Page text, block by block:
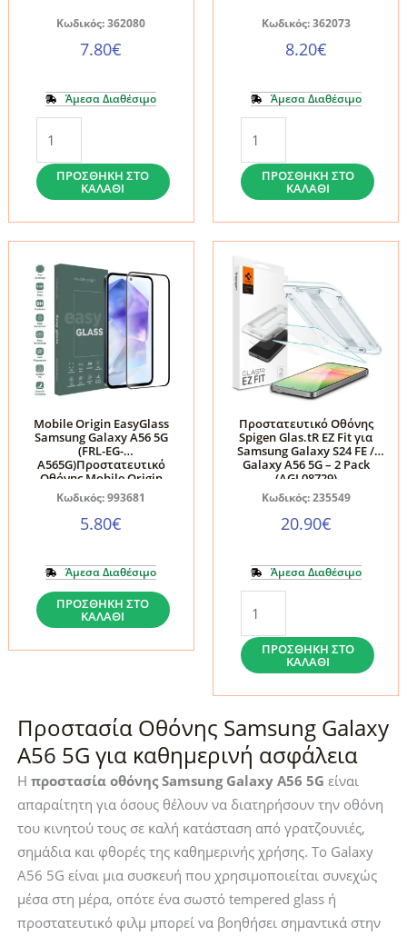
Κωδικός: 362080
7.80€
Άμεσα Διαθέσιμο
Προστασίας
Οθόνης
&
Κάμερας
Samsung
Galaxy
A36
/
A56
5G
Tech-
Glass
Set+
3-
Pack
ΠΡΟΣΘΉΚΗ ΣΤΟ
ΚΑΛΆΘΙ
Κωδικός: 362073
8.20€
Άμεσα Διαθέσιμο
Τζάμι
Προστασίας
Samsung
Galaxy
A36
/
A56
5G
Tech-
Protect
Glass
2-
Pack
ποσότητα
ΠΡΟΣΘΉΚΗ ΣΤΟ
ΚΑΛΆΘΙ
Mobile Origin EasyGlass
Samsung Galaxy A56 5G
(FRL-EG-
A565G)Προστατευτικό
Οθόνης Mobile Origin
EasyGlass για Samsung
Galaxy A56 5G (FRL-EG-
A565G)
Κωδικός: 993681
5.80€
Άμεσα Διαθέσιμο
Mobile
Origin
EasyGlass
A56
5G
(FRL-
EG-
A565G)Προστατευτικό
Οθόνης
Mobile
Origin
EasyGlass
ΠΡΟΣΘΉΚΗ ΣΤΟ
ΚΑΛΆΘΙ
Προστατευτικό Οθόνης
Spigen Glas.tR EZ Fit για
Samsung Galaxy S24 FE /
Galaxy A56 5G – 2 Pack
(AGL08729)
Κωδικός: 235549
20.90€
Άμεσα Διαθέσιμο
Spigen
Glas.tR
EZ
Fit
για
Samsung
Galaxy
S24
FE
/
Galaxy
A56
ΠΡΟΣΘΉΚΗ ΣΤΟ
ΚΑΛΆΘΙ
Προστασία Οθόνης Samsung Galaxy
A56 5G για καθημερινή ασφάλεια
Η προστασία οθόνης Samsung Galaxy A56 5G είναι
απαραίτητη για όσους θέλουν να διατηρήσουν την οθόνη
του κινητού τους σε καλή κατάσταση από γρατζουνιές,
σημάδια και φθορές της καθημερινής χρήσης. Το Galaxy
A56 5G είναι μια συσκευή που χρησιμοποιείται συνεχώς
μέσα στη μέρα, οπότε ένα σωστό tempered glass ή
προστατευτικό φιλμ μπορεί να βοηθήσει σημαντικά στην